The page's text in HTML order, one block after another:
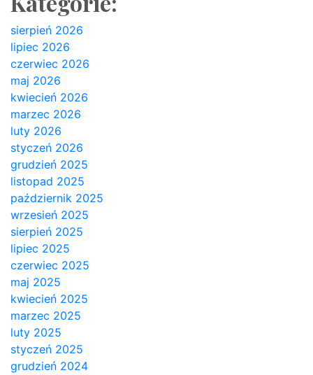
sierpień 2026
lipiec 2026
czerwiec 2026
maj 2026
kwiecień 2026
marzec 2026
luty 2026
styczeń 2026
grudzień 2025
listopad 2025
październik 2025
wrzesień 2025
sierpień 2025
lipiec 2025
czerwiec 2025
maj 2025
kwiecień 2025
marzec 2025
luty 2025
styczeń 2025
grudzień 2024